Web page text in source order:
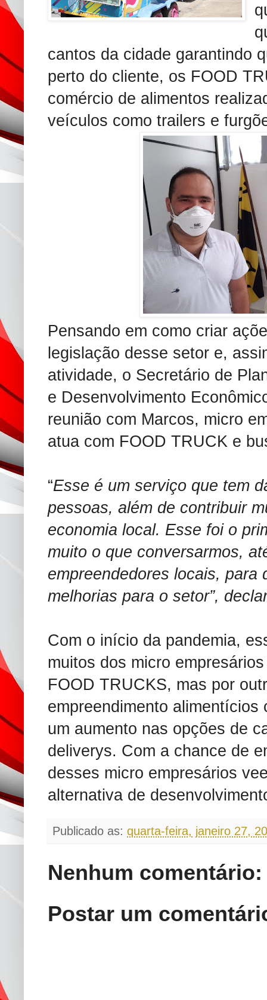
cantos da cidade garantindo
perto do cliente, os FOOD
comércio de alimentos
veículos como trailers e
Pensando em como criar
legislação desse setor e,
atividade, o Secretário de
e Desenvolvimento
reunião com Marcos, micro
atua com FOOD TRUCK e
“Esse é um serviço que tem
pessoas, além de contribuir
economia local. Esse foi o
muito o que conversarmos,
empreendedores locais, para
melhorias para o setor”,
Com o início da pandemia,
muitos dos micro
FOOD TRUCKS, mas por
empreendimento
um aumento nas opções de
deliverys. Com a chance de
desses micro empresários
alternativa de
Publicado as: quarta-feira, janeiro 27,
Nenhum comentário:
Postar um